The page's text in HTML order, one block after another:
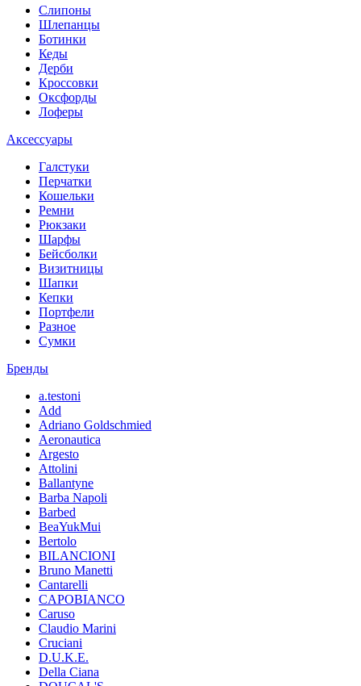
Слипоны
Шлепанцы
Ботинки
Кеды
Дерби
Кроссовки
Оксфорды
Лоферы
Аксессуары
Галстуки
Перчатки
Кошельки
Ремни
Рюкзаки
Шарфы
Бейсболки
Визитницы
Шапки
Кепки
Портфели
Разное
Сумки
Бренды
a.testoni
Add
Adriano Goldschmied
Aeronautica
Argesto
Attolini
Ballantyne
Barba Napoli
Barbed
BeaYukMui
Bertolo
BILANCIONI
Bruno Manetti
Cantarelli
CAPOBIANCO
Caruso
Claudio Marini
Cruciani
D.U.K.E.
Della Ciana